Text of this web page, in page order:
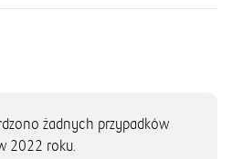
żadnych przypadków
2022 roku.